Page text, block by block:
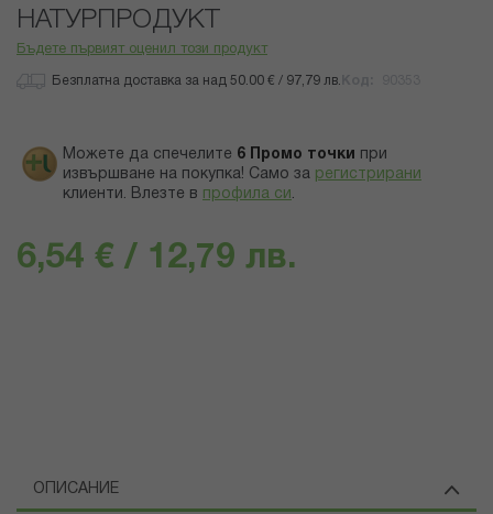
галерия
със
НАТУРПРОДУКТ
Бъдете първият оценил този продукт
Безплатна доставка за над 50.00 € / 97,79 лв.
Можете да спечелите 6 Промо точки
при
извършване на покупка! Само за регистрирани
клиенти. Влезте в профила си .
6,54 € / 12,79 лв.
ОПИСАНИЕ